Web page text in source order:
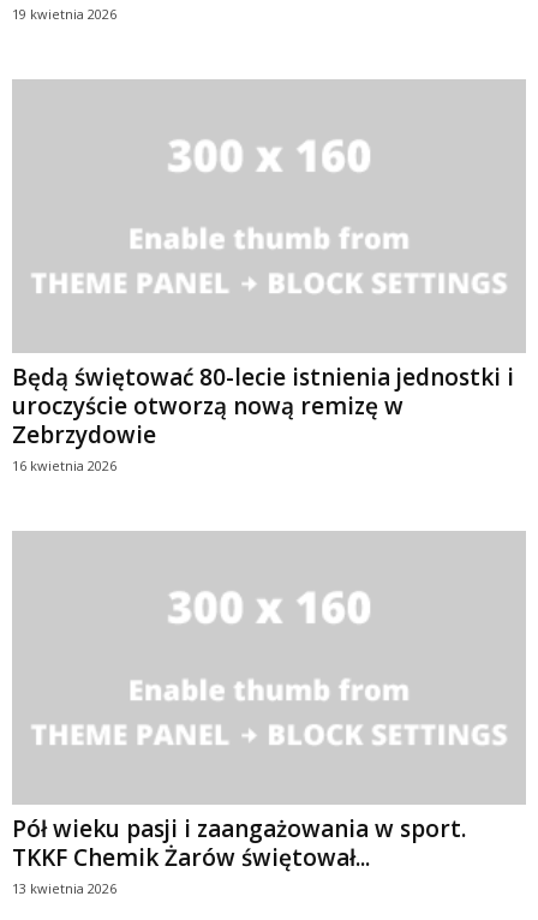
19 kwietnia 2026
Będą świętować 80-lecie istnienia jednostki i
uroczyście otworzą nową remizę w
Zebrzydowie
16 kwietnia 2026
Pół wieku pasji i zaangażowania w sport.
TKKF Chemik Żarów świętował...
13 kwietnia 2026